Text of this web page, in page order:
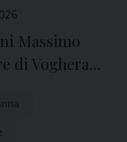
Massimo
di Voghera